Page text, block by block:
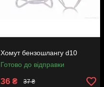
Хомут бензошлангу d10
Готово до відправки
36 ₴ 37 ₴